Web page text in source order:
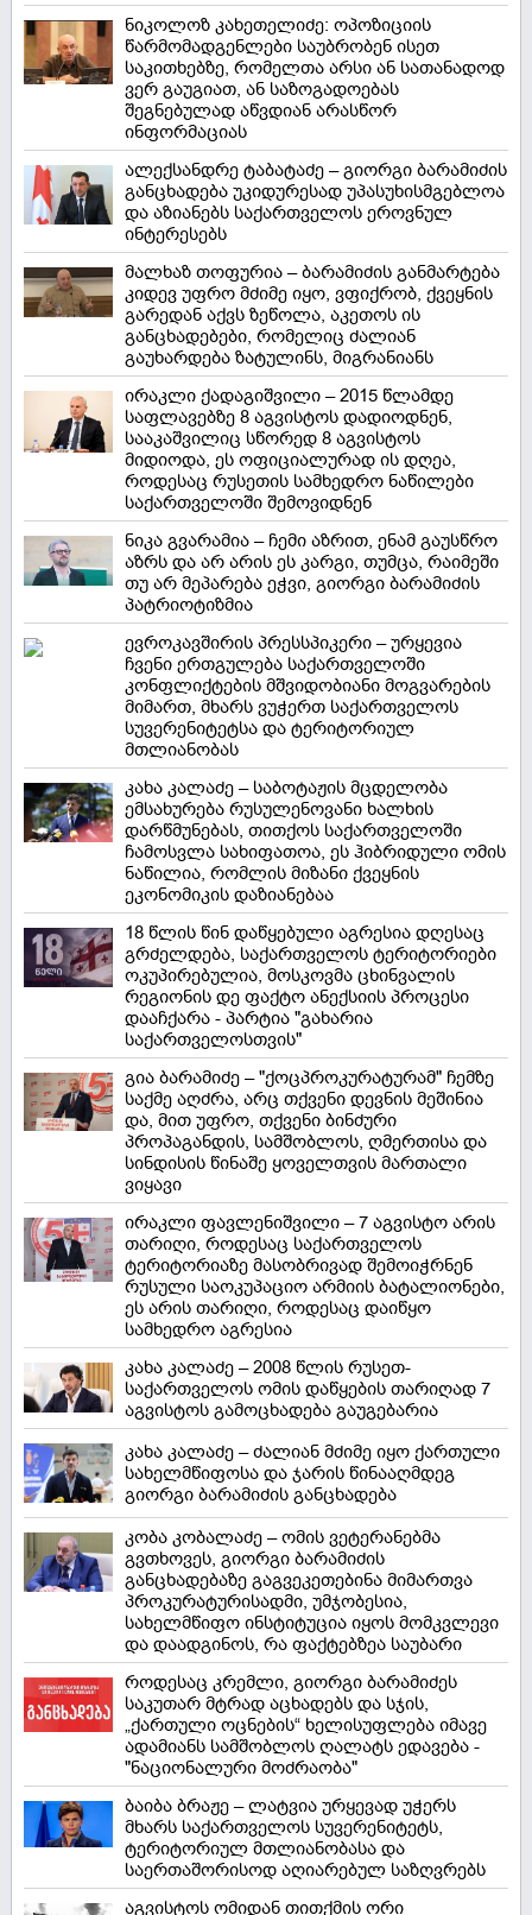
ნიკოლოზ კახეთელიძე: ოპოზიციის
წარმომადგენლები საუბრობენ ისეთ
საკითხებზე, რომელთა არსი ან სათანადოდ
ვერ გაუგიათ, ან საზოგადოებას
შეგნებულად აწვდიან არასწორ
ინფორმაციას
ალექსანდრე ტაბატაძე – გიორგი ბარამიძის
განცხადება უკიდურესად უპასუხისმგებლოა
და აზიანებს საქართველოს ეროვნულ
ინტერესებს
მალხაზ თოფურია – ბარამიძის განმარტება
კიდევ უფრო მძიმე იყო, ვფიქრობ, ქვეყნის
გარედან აქვს ზეწოლა, აკეთოს ის
განცხადებები, რომელიც ძალიან
გაუხარდება ზატულინს, მიგრანიანს
ირაკლი ქადაგიშვილი – 2015 წლამდე
საფლავებზე 8 აგვისტოს დადიოდნენ,
სააკაშვილიც სწორედ 8 აგვისტოს
მიდიოდა, ეს ოფიციალურად ის დღეა,
როდესაც რუსეთის სამხედრო ნაწილები
საქართველოში შემოვიდნენ
ნიკა გვარამია – ჩემი აზრით, ენამ გაუსწრო
აზრს და არ არის ეს კარგი, თუმცა, რაიმეში
თუ არ მეპარება ეჭვი, გიორგი ბარამიძის
პატრიოტიზმია
ევროკავშირის პრესსპიკერი – ურყევია
ჩვენი ერთგულება საქართველოში
კონფლიქტების მშვიდობიანი მოგვარების
მიმართ, მხარს ვუჭერთ საქართველოს
სუვერენიტეტსა და ტერიტორიულ
მთლიანობას
კახა კალაძე – საბოტაჟის მცდელობა
ემსახურება რუსულენოვანი ხალხის
დარწმუნებას, თითქოს საქართველოში
ჩამოსვლა სახიფათოა, ეს ჰიბრიდული ომის
ნაწილია, რომლის მიზანი ქვეყნის
ეკონომიკის დაზიანებაა
18 წლის წინ დაწყებული აგრესია დღესაც
გრძელდება, საქართველოს ტერიტორიები
ოკუპირებულია, მოსკოვმა ცხინვალის
რეგიონის დე ფაქტო ანექსიის პროცესი
დააჩქარა - პარტია "გახარია
საქართველოსთვის"
გია ბარამიძე – "ქოცპროკურატურამ" ჩემზე
საქმე აღძრა, არც თქვენი დევნის მეშინია
და, მით უფრო, თქვენი ბინძური
პროპაგანდის, სამშობლოს, ღმერთისა და
სინდისის წინაშე ყოველთვის მართალი
ვიყავი
ირაკლი ფავლენიშვილი – 7 აგვისტო არის
თარიღი, როდესაც საქართველოს
ტერიტორიაზე მასობრივად შემოიჭრნენ
რუსული საოკუპაციო არმიის ბატალიონები,
ეს არის თარიღი, როდესაც დაიწყო
სამხედრო აგრესია
კახა კალაძე – 2008 წლის რუსეთ-
საქართველოს ომის დაწყების თარიღად 7
აგვისტოს გამოცხადება გაუგებარია
კახა კალაძე – ძალიან მძიმე იყო ქართული
სახელმწიფოსა და ჯარის წინააღმდეგ
გიორგი ბარამიძის განცხადება
კობა კობალაძე – ომის ვეტერანებმა
გვთხოვეს, გიორგი ბარამიძის
განცხადებაზე გაგვეკეთებინა მიმართვა
პროკურატურისადმი, უმჯობესია,
სახელმწიფო ინსტიტუცია იყოს მომკვლევი
და დაადგინოს, რა ფაქტებზეა საუბარი
როდესაც კრემლი, გიორგი ბარამიძეს
საკუთარ მტრად აცხადებს და სჯის,
„ქართული ოცნების“ ხელისუფლება იმავე
ადამიანს სამშობლოს ღალატს ედავება -
"ნაციონალური მოძრაობა"
ბაიბა ბრაჟე – ლატვია ურყევად უჭერს
მხარს საქართველოს სუვერენიტეტს,
ტერიტორიულ მთლიანობასა და
საერთაშორისოდ აღიარებულ საზღვრებს
აგვისტოს ომიდან თითქმის ორი